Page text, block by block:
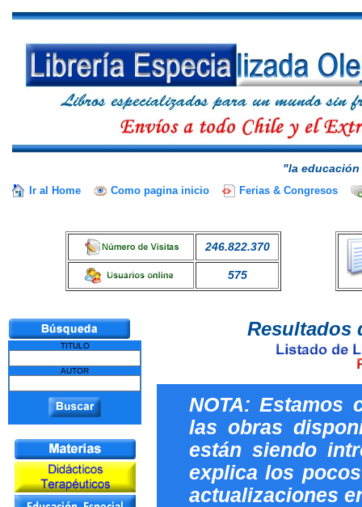
"la
Ir al Home Como pagina inicio Ferias & Congresos
246.822.370
575
TITULO
AUTOR
Resultados
NOTA: Estamos
las obras
están siendo
explica los
actualizaciones